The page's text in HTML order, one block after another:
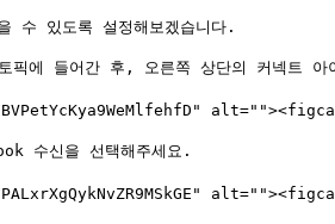
수 있도록 설정해보겠습니다.
픽에 들어간 후, 오른쪽 상단의 커넥트
수신을 선택해주세요.